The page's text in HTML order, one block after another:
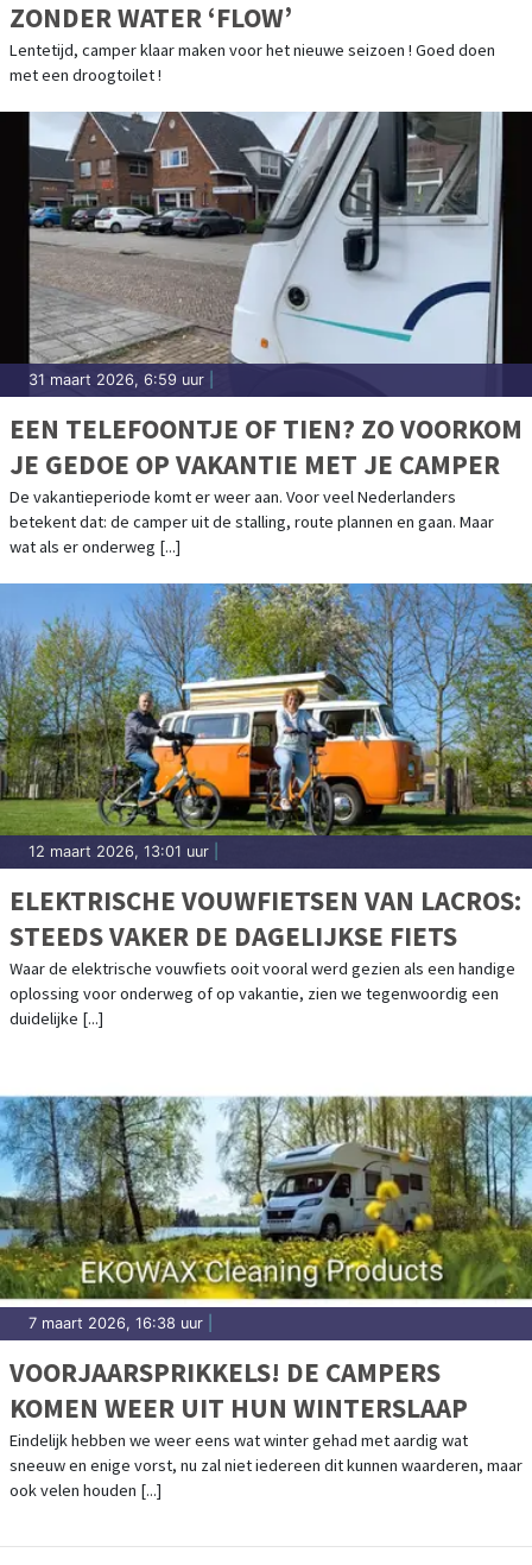
ZONDER WATER ‘FLOW’
Lentetijd, camper klaar maken voor het nieuwe seizoen ! Goed doen
met een droogtoilet !
31 maart 2026, 6:59 uur
EEN TELEFOONTJE OF TIEN? ZO VOORKOM
JE GEDOE OP VAKANTIE MET JE CAMPER
De vakantieperiode komt er weer aan. Voor veel Nederlanders
betekent dat: de camper uit de stalling, route plannen en gaan. Maar
wat als er onderweg [...]
12 maart 2026, 13:01 uur
ELEKTRISCHE VOUWFIETSEN VAN LACROS:
STEEDS VAKER DE DAGELIJKSE FIETS
Waar de elektrische vouwfiets ooit vooral werd gezien als een handige
oplossing voor onderweg of op vakantie, zien we tegenwoordig een
duidelijke [...]
7 maart 2026, 16:38 uur
VOORJAARSPRIKKELS! DE CAMPERS
KOMEN WEER UIT HUN WINTERSLAAP
Eindelijk hebben we weer eens wat winter gehad met aardig wat
sneeuw en enige vorst, nu zal niet iedereen dit kunnen waarderen, maar
ook velen houden [...]